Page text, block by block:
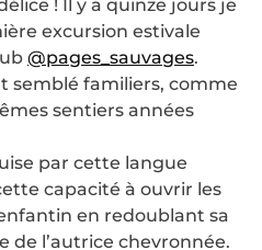
! Il y a quinze jours je
excursion estivale
@pages_sauvages.
semblé familiers, comme
sentiers années
par cette langue
capacité à ouvrir les
en redoublant sa
de l’autrice chevronnée.